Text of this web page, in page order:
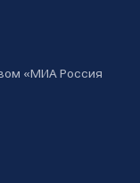
«МИА Россия